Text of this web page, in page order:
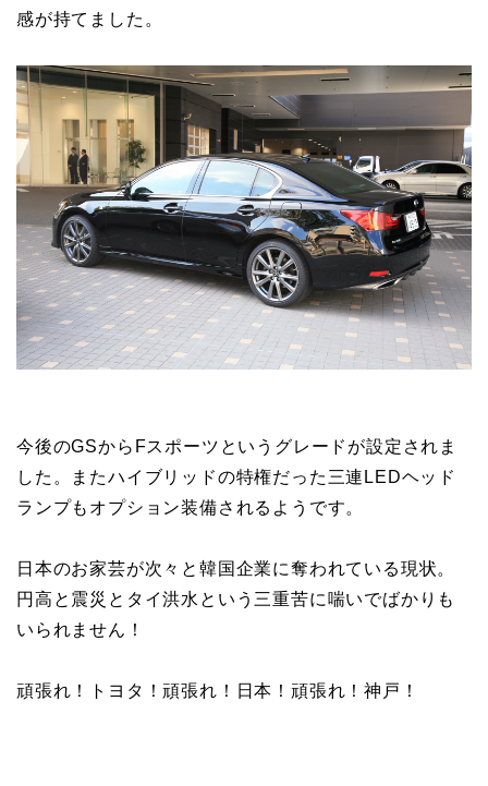
感が持てました。
今後のGSからFスポーツというグレードが設定されま
した。またハイブリッドの特権だった三連LEDヘッド
ランプもオプション装備されるようです。
日本のお家芸が次々と韓国企業に奪われている現状。
円高と震災とタイ洪水という三重苦に喘いでばかりも
いられません！
頑張れ！トヨタ！頑張れ！日本！頑張れ！神戸！